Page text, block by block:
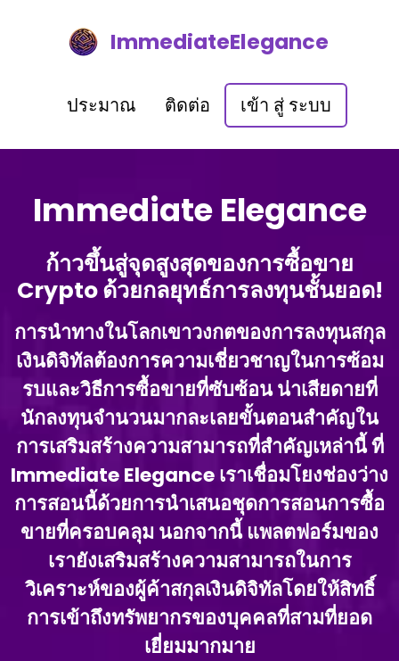
ImmediateElegance
ประมาณ ติดต่อ เข้า สู่ ระบบ
Immediate Elegance
ก้าวขึ้นสู่จุดสูงสุดของการซื้อขาย
Crypto ด้วยกลยุทธ์การลงทุนชั้นยอด!
การนําทางในโลกเขาวงกตของการลงทุนสกุล
เงินดิจิทัลต้องการความเชี่ยวชาญในการซ้อม
รบและวิธีการซื้อขายที่ซับซ้อน น่าเสียดายที่
นักลงทุนจํานวนมากละเลยขั้นตอนสําคัญใน
การเสริมสร้างความสามารถที่สําคัญเหล่านี้ ที่
Immediate Elegance เราเชื่อมโยงช่องว่าง
การสอนนี้ด้วยการนําเสนอชุดการสอนการซื้อ
ขายที่ครอบคลุม นอกจากนี้ แพลตฟอร์มของ
เรายังเสริมสร้างความสามารถในการ
วิเคราะห์ของผู้ค้าสกุลเงินดิจิทัลโดยให้สิทธิ์
การเข้าถึงทรัพยากรของบุคคลที่สามที่ยอด
เยี่ยมมากมาย